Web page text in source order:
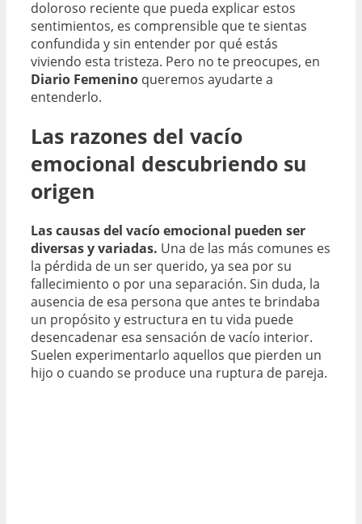
doloroso reciente que pueda explicar estos
sentimientos, es comprensible que te sientas
confundida y sin entender por qué estás
viviendo esta tristeza. Pero no te preocupes, en
Diario Femenino queremos ayudarte a
entenderlo.
Las razones del vacío
emocional descubriendo su
origen
Las causas del vacío emocional pueden ser
diversas y variadas. Una de las más comunes es
la pérdida de un ser querido, ya sea por su
fallecimiento o por una separación. Sin duda, la
ausencia de esa persona que antes te brindaba
un propósito y estructura en tu vida puede
desencadenar esa sensación de vacío interior.
Suelen experimentarlo aquellos que pierden un
hijo o cuando se produce una ruptura de pareja.